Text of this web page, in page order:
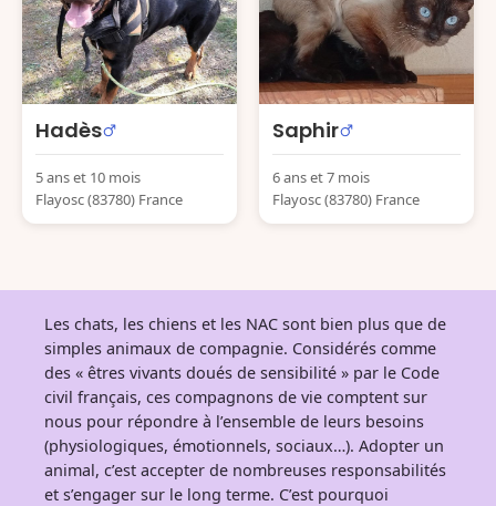
Hadès
5 ans et 10 mois
Flayosc (83780) France
Saphir
6 ans et 7 mois
Flayosc (83780) France
Les chats, les chiens et les NAC sont bien plus que de
simples animaux de compagnie. Considérés comme
des « êtres vivants doués de sensibilité » par le Code
civil français, ces compagnons de vie comptent sur
nous pour répondre à l’ensemble de leurs besoins
(physiologiques, émotionnels, sociaux…). Adopter un
animal, c’est accepter de nombreuses responsabilités
et s’engager sur le long terme. C’est pourquoi